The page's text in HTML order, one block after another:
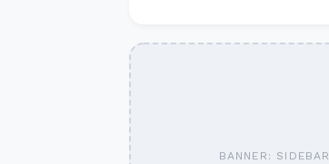
BANNER: SIDEBAR